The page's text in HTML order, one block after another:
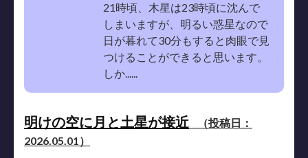
21時頃、木星は23時頃に沈んで
しまいますが、明るい惑星なので
日が暮れて30分もすると肉眼で見
つけることができると思います。
しか......
明けの空に月と土星が接近 （投稿日：
2026.05.01）